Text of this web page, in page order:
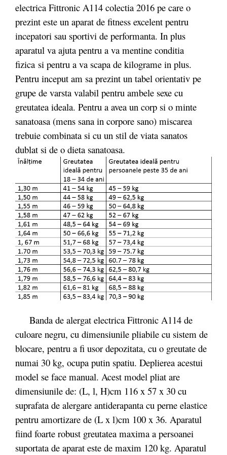
electrica Fittronic A114 colectia 2016 pe care o
prezint este un aparat de fitness excelent pentru
incepatori sau sportivi de performanta. In plus
aparatul va ajuta pentru a va mentine conditia
fizica si pentru a va scapa de kilograme in plus.
Pentru inceput am sa prezint un tabel orientativ pe
grupe de varsta valabil pentru ambele sexe cu
greutatea ideala. Pentru a avea un corp si o minte
sanatoasa (mens sana in corpore sano) miscarea
trebuie combinata si cu un stil de viata sanatos
dublat si de o dieta sanatoasa.
Banda de alergat electrica Fittronic A114 de
culoare negru, cu dimensiunile pliabile cu sistem de
blocare, pentru a fi usor depozitata, cu o greutate de
numai 30 kg, ocupa putin spatiu. Deplierea acestui
model se face manual. Acest model pliat are
dimensiunile de: (L, l, H)cm 116 x 57 x 30 cu
suprafata de alergare antiderapanta cu perne elastice
pentru amortizare de (L x l)cm 100 x 36. Aparatul
fiind foarte robust greutatea maxima a persoanei
suportata de aparat este de maxim 120 kg. Aparatul